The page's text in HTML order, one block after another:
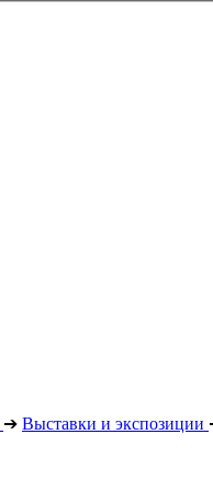
➔ Выставки и экспозиции